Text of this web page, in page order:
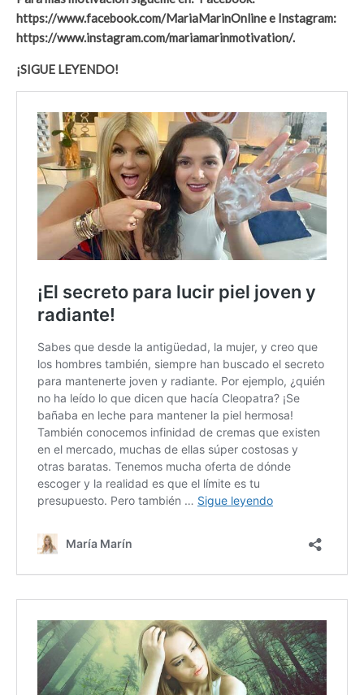
https://www.facebook.com/MariaMarinOnline e Instagram:
https://www.instagram.com/mariamarinmotivation/.
¡SIGUE LEYENDO!